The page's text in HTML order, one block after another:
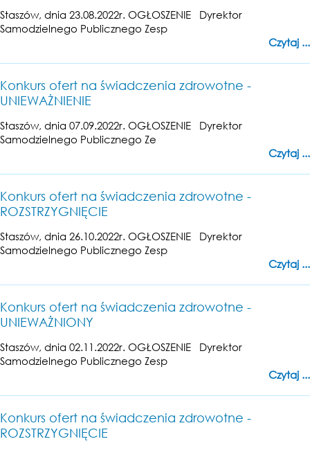
Staszów, dnia 23.08.2022r. OGŁOSZENIE Dyrektor
Samodzielnego Publicznego Zesp
Czytaj ...
Konkurs ofert na świadczenia zdrowotne -
UNIEWAŻNIENIE
Staszów, dnia 07.09.2022r. OGŁOSZENIE Dyrektor
Samodzielnego Publicznego Ze
Czytaj ...
Konkurs ofert na świadczenia zdrowotne -
ROZSTRZYGNIĘCIE
Staszów, dnia 26.10.2022r. OGŁOSZENIE Dyrektor
Samodzielnego Publicznego Zesp
Czytaj ...
Konkurs ofert na świadczenia zdrowotne -
UNIEWAŻNIONY
Staszów, dnia 02.11.2022r. OGŁOSZENIE Dyrektor
Samodzielnego Publicznego Zesp
Czytaj ...
Konkurs ofert na świadczenia zdrowotne -
ROZSTRZYGNIĘCIE